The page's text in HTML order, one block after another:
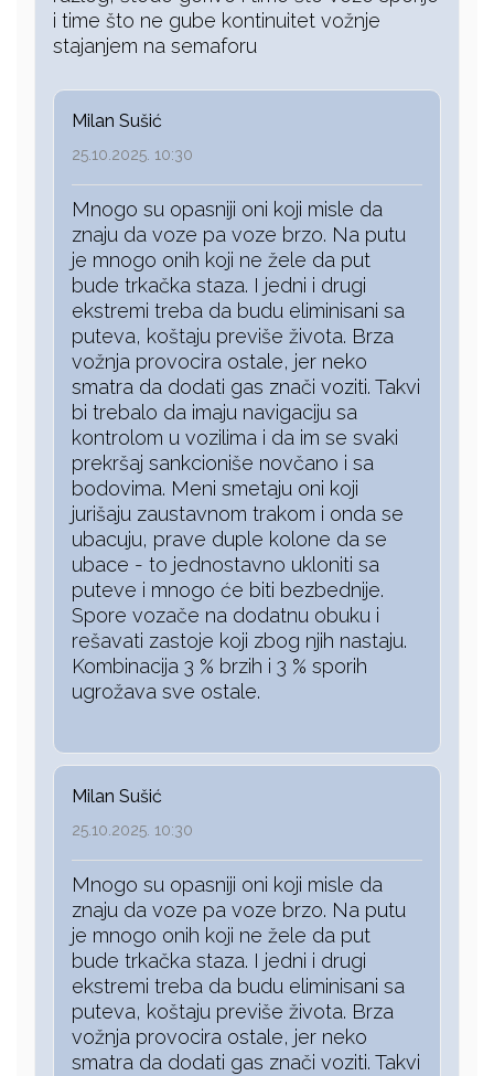
i time što ne gube kontinuitet vožnje
stajanjem na semaforu
Milan Sušić
25.10.2025. 10:30
Mnogo su opasniji oni koji misle da
znaju da voze pa voze brzo. Na putu
je mnogo onih koji ne žele da put
bude trkačka staza. I jedni i drugi
ekstremi treba da budu eliminisani sa
puteva, koštaju previše života. Brza
vožnja provocira ostale, jer neko
smatra da dodati gas znači voziti. Takvi
bi trebalo da imaju navigaciju sa
kontrolom u vozilima i da im se svaki
prekršaj sankcioniše novčano i sa
bodovima. Meni smetaju oni koji
jurišaju zaustavnom trakom i onda se
ubacuju, prave duple kolone da se
ubace - to jednostavno ukloniti sa
puteve i mnogo će biti bezbednije.
Spore vozače na dodatnu obuku i
rešavati zastoje koji zbog njih nastaju.
Kombinacija 3 % brzih i 3 % sporih
ugrožava sve ostale.
Milan Sušić
25.10.2025. 10:30
Mnogo su opasniji oni koji misle da
znaju da voze pa voze brzo. Na putu
je mnogo onih koji ne žele da put
bude trkačka staza. I jedni i drugi
ekstremi treba da budu eliminisani sa
puteva, koštaju previše života. Brza
vožnja provocira ostale, jer neko
smatra da dodati gas znači voziti. Takvi